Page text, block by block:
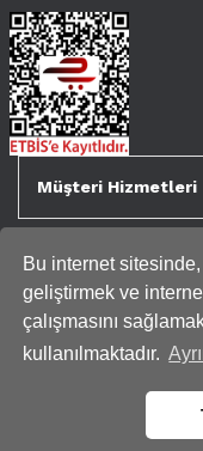
Bu internet
geliştirmek ve
çalışmasını
kullanılmaktadır.
Müşteri Hizmetleri
Tüm kredi kartı
Genispencere.com Tüm